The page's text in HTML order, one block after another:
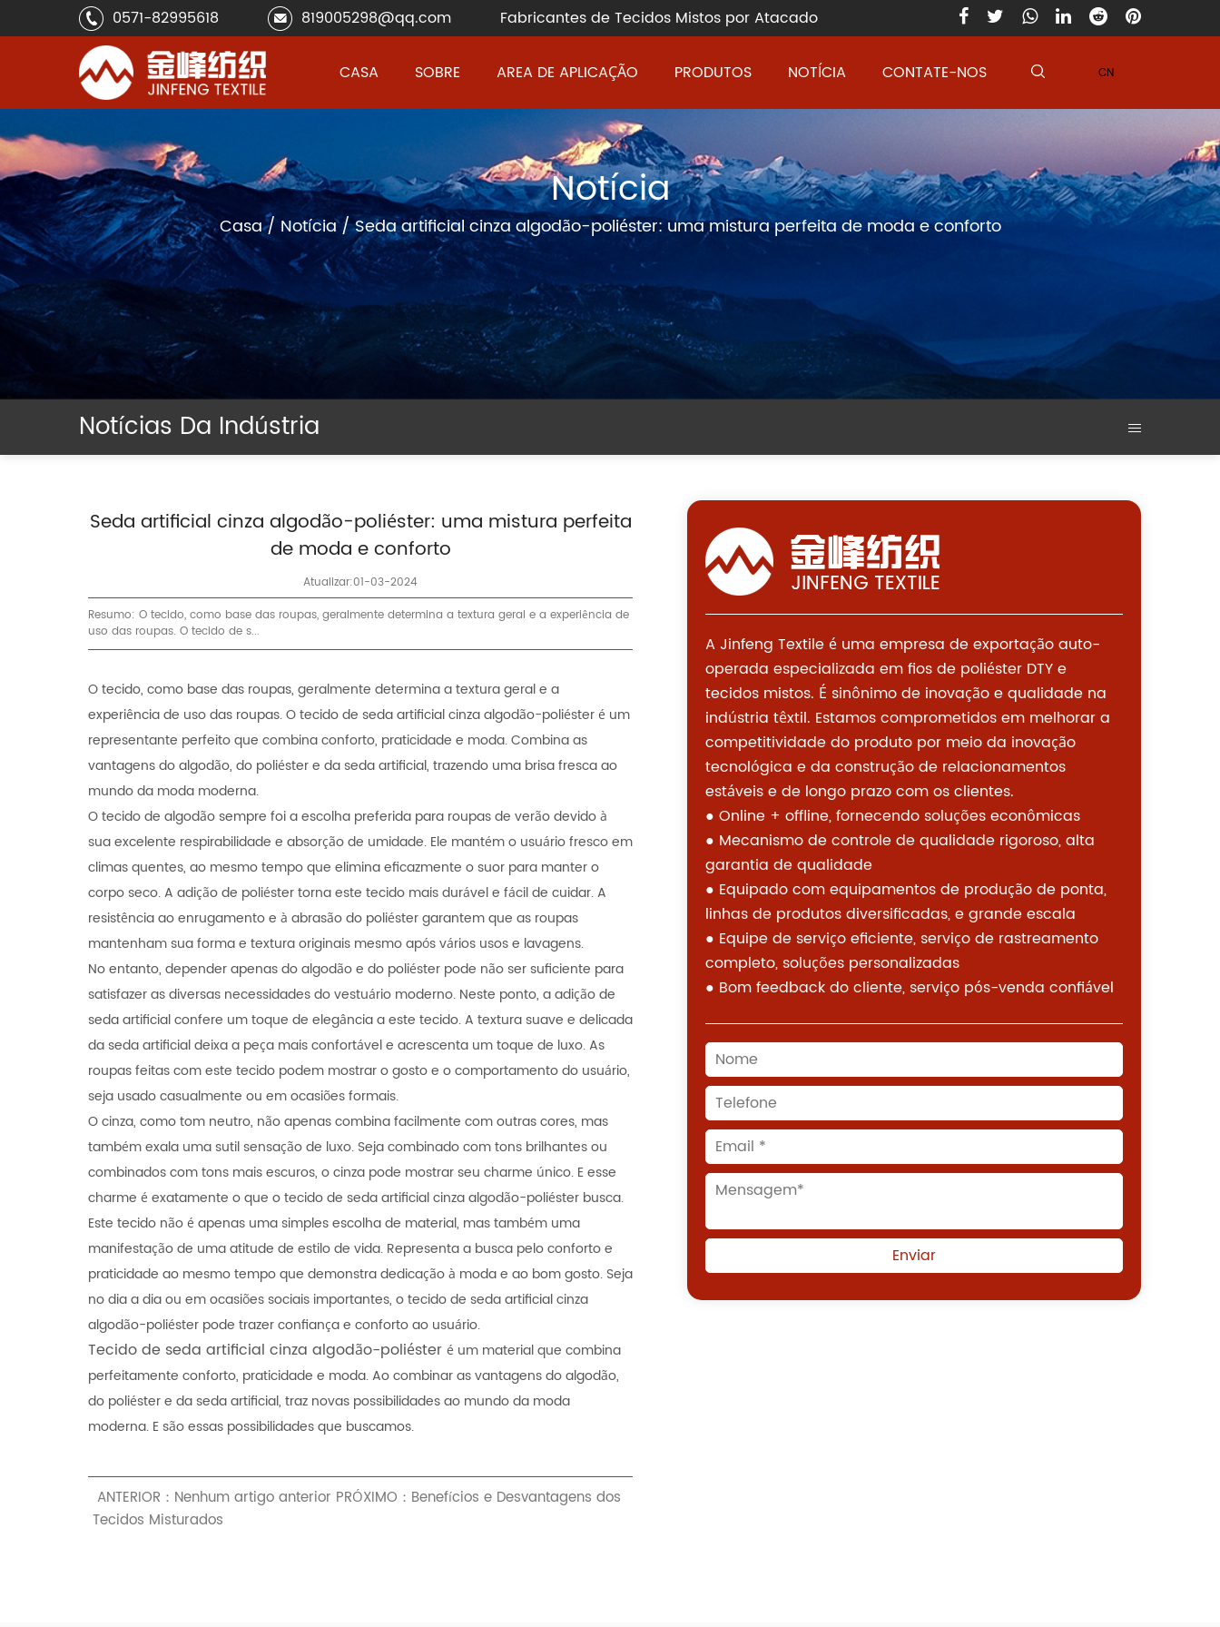
0571-82995618 819005298@qq.com Fabricantes de Tecidos Mistos por Atacado
CASA SOBRE AREA DE APLICAÇÃO PRODUTOS NOTÍCIA CONTATE-NOS CN
Notícia
Casa/ Notícia/Seda artificial cinza algodão-poliéster: uma mistura perfeita de moda e conforto
Notícias Da Indústria
Seda artificial cinza algodão-poliéster: uma mistura perfeita
de moda e conforto
Atualizar:01-03-2024
Resumo: O tecido, como base das roupas, geralmente determina a textura geral e a experiência de
uso das roupas. O tecido de s...
O tecido, como base das roupas, geralmente determina a textura geral e a
experiência de uso das roupas. O tecido de seda artificial cinza algodão-poliéster é um
representante perfeito que combina conforto, praticidade e moda. Combina as
vantagens do algodão, do poliéster e da seda artificial, trazendo uma brisa fresca ao
mundo da moda moderna.
O tecido de algodão sempre foi a escolha preferida para roupas de verão devido à
sua excelente respirabilidade e absorção de umidade. Ele mantém o usuário fresco em
climas quentes, ao mesmo tempo que elimina eficazmente o suor para manter o
corpo seco. A adição de poliéster torna este tecido mais durável e fácil de cuidar. A
resistência ao enrugamento e à abrasão do poliéster garantem que as roupas
mantenham sua forma e textura originais mesmo após vários usos e lavagens.
No entanto, depender apenas do algodão e do poliéster pode não ser suficiente para
satisfazer as diversas necessidades do vestuário moderno. Neste ponto, a adição de
seda artificial confere um toque de elegância a este tecido. A textura suave e delicada
da seda artificial deixa a peça mais confortável e acrescenta um toque de luxo. As
roupas feitas com este tecido podem mostrar o gosto e o comportamento do usuário,
seja usado casualmente ou em ocasiões formais.
O cinza, como tom neutro, não apenas combina facilmente com outras cores, mas
também exala uma sutil sensação de luxo. Seja combinado com tons brilhantes ou
combinados com tons mais escuros, o cinza pode mostrar seu charme único. E esse
charme é exatamente o que o tecido de seda artificial cinza algodão-poliéster busca.
Este tecido não é apenas uma simples escolha de material, mas também uma
manifestação de uma atitude de estilo de vida. Representa a busca pelo conforto e
praticidade ao mesmo tempo que demonstra dedicação à moda e ao bom gosto. Seja
no dia a dia ou em ocasiões sociais importantes, o tecido de seda artificial cinza
algodão-poliéster pode trazer confiança e conforto ao usuário.
Tecido de seda artificial cinza algodão-poliéster é um material que combina
perfeitamente conforto, praticidade e moda. Ao combinar as vantagens do algodão,
do poliéster e da seda artificial, traz novas possibilidades ao mundo da moda
moderna. E são essas possibilidades que buscamos.
ANTERIOR：Nenhum artigo anterior PRÓXIMO：Benefícios e Desvantagens dos
Tecidos Misturados
A Jinfeng Textile é uma empresa de exportação auto-
operada especializada em fios de poliéster DTY e
tecidos mistos. É sinônimo de inovação e qualidade na
indústria têxtil. Estamos comprometidos em melhorar a
competitividade do produto por meio da inovação
tecnológica e da construção de relacionamentos
estáveis ​​e de longo prazo com os clientes.
● Online + offline, fornecendo soluções econômicas
● Mecanismo de controle de qualidade rigoroso, alta
garantia de qualidade
● Equipado com equipamentos de produção de ponta,
linhas de produtos diversificadas, e grande escala
● Equipe de serviço eficiente, serviço de rastreamento
completo, soluções personalizadas
● Bom feedback do cliente, serviço pós-venda confiável